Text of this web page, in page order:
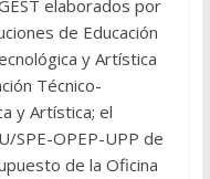
elaborados por
de Educación
y Artística
Técnico-
y Artística; el
SPE-OPEP-UPP de
de la Oficina